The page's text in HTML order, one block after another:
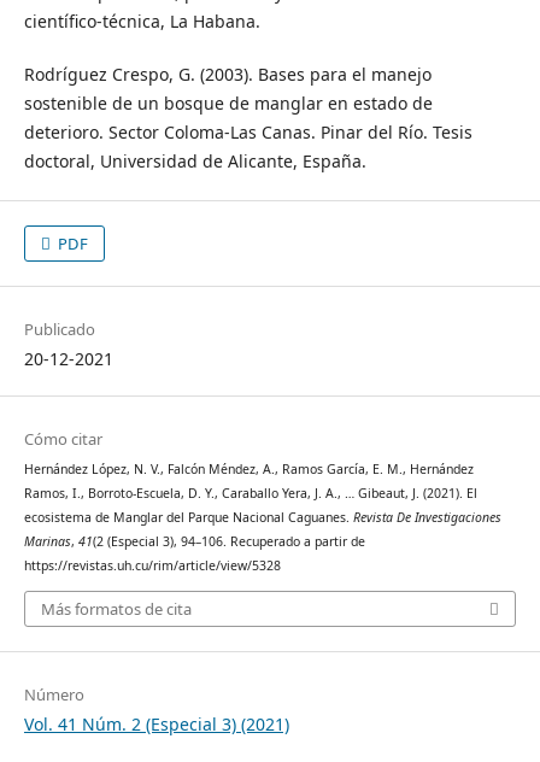
científico-técnica, La Habana.
Rodríguez Crespo, G. (2003). Bases para el manejo
sostenible de un bosque de manglar en estado de
deterioro. Sector Coloma-Las Canas. Pinar del Río. Tesis
doctoral, Universidad de Alicante, España.
PDF
Publicado
20-12-2021
Cómo citar
Hernández López, N. V., Falcón Méndez, A., Ramos García, E. M., Hernández
Ramos, I., Borroto-Escuela, D. Y., Caraballo Yera, J. A., … Gibeaut, J. (2021). El
ecosistema de Manglar del Parque Nacional Caguanes. Revista De Investigaciones
Marinas, 41(2 (Especial 3), 94–106. Recuperado a partir de
https://revistas.uh.cu/rim/article/view/5328
Más formatos de cita
Número
Vol. 41 Núm. 2 (Especial 3) (2021)